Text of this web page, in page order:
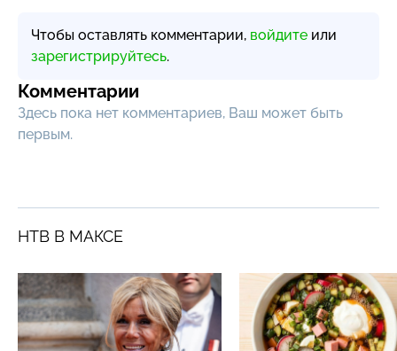
Чтобы оставлять комментарии, войдите или
зарегистрируйтесь.
Комментарии
Здесь пока нет комментариев, Ваш может быть
первым.
НТВ В МАКСЕ